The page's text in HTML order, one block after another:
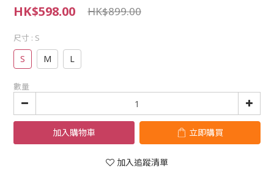
HK$598.00 HK$899.00
尺寸 : S
S M L
數量
加入購物車 立即購買
加入追蹤清單